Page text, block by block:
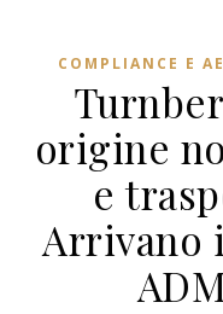
COMPLIANCE E
origine
e
Arrivano